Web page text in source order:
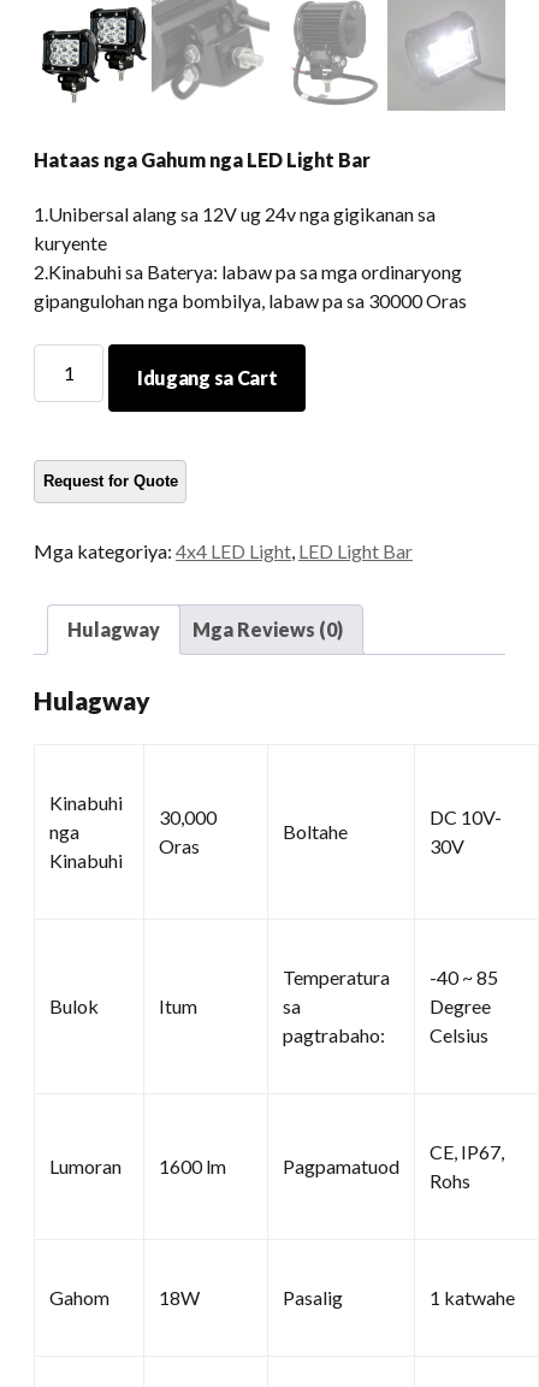
Hataas nga Gahum nga LED Light Bar
1.Unibersal alang sa 12V ug 24v nga gigikanan sa
kuryente
2.Kinabuhi sa Baterya: labaw pa sa mga ordinaryong
gipangulohan nga bombilya, labaw pa sa 30000 Oras
LED
Light
kadaghanon
Idugang sa Cart
Mga kategoriya: 4x4 LED Light LED Light Bar
Hulagway Mga Reviews (0)
Hulagway
Kinabuhi
nga
Kinabuhi
30,000
Oras
Boltahe
DC 10V-
30V
Bulok Itum
Temperatura
sa
pagtrabaho:
-40 ~ 85
Degree
Celsius
Lumoran 1600 lm Pagpamatuod
CE, IP67,
Rohs
Gahom 18W Pasalig 1 katwahe